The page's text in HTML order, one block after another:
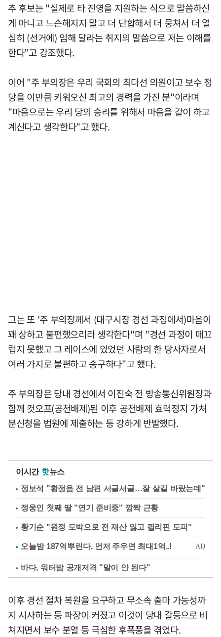
추 후보는 "실제로 타 진영을 지원하는 식으로 말씀하신
게 아니고 느슨해지지 말고 더 단합해서 더 뭉쳐서 더 열
심히 (선거에) 임해 달라는 취지의 말씀으로 저는 이해를
한다”고 강조했다.
이어 "주 부의장은 우리 국회의 최다선 의원이고 보수 정
당을 이만큼 키워오신 최고의 경력을 가진 분"이라며
"마음으로는 우리 당의 승리를 위해서 마음을 같이 하고
계신다고 생각한다"고 했다.
그는 또 '주 부의장께서 (대구시장 경선 과정에서)마음이
꽤 상하고 불편했으리라 생각한다"며 "경선 과정이 매끄
럽지 못했고 그 레이스에 있었던 사람의 한 당사자로서
여러 가지로 불편하고 송구하다"고 했다.
주 부의장은 당내 경선에서 이진숙 전 방송통신위원장과
함께 컷오프(공천배제)된 이후 공천배제 효력정지 가처
분신청을 법원에 제출하는 등 강하게 반발했다.
이시간 핫뉴스
정보석 "황정음 전 남편 서글서글…잘 살길 바랐는데"
정웅인 첫째 딸 "연기 준비중" 깜짝 근황
황기순 "원정 도박으로 전 재산 잃고 필리핀 도피"
바다, 워터밤 공개저격 "말이 안 된다"
이후 경선 절차 복원을 요구하고 무소속 출마 가능성까
지 시사하는 등 파장이 커졌고 이것이 당내 갈등으로 비
쳐지면서 보수 분열 등 극심한 후폭풍을 겪었다.